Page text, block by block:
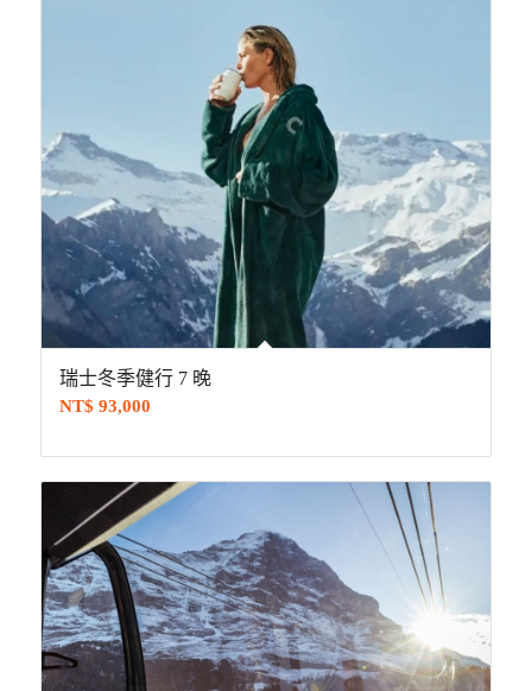
瑞士冬季健行 7 晚
NT$ 93,000